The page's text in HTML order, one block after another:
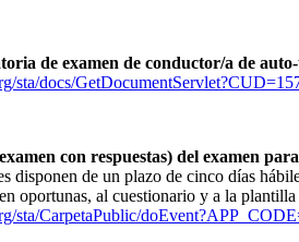
de examen de conductor/a de
sta/docs/
con respuestas) del examen
disponen de un plazo de cinco días
oportunas, al cuestionario y a la
sta/CarpetaPublic/